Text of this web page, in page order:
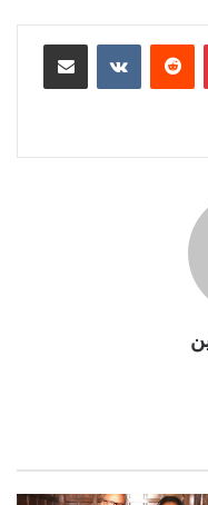
بينتيريست مشاركة عبر البريد